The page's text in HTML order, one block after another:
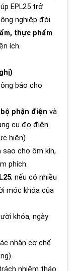
EPL25 trở
nghiệp đòi
thực phẩm
ích.
báo cho
phận điện và
cụ đo điện
hiện).
cho ôm kín,
phích.
; nếu có nhiều
móc khóa của
khóa, ngày
nhận cơ chế